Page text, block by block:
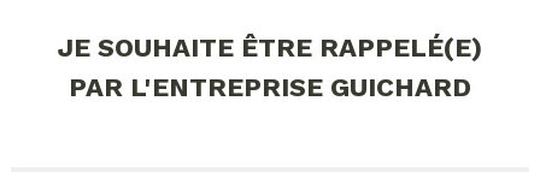
JE SOUHAITE ÊTRE RAPPELÉ(E)
PAR L'ENTREPRISE GUICHARD